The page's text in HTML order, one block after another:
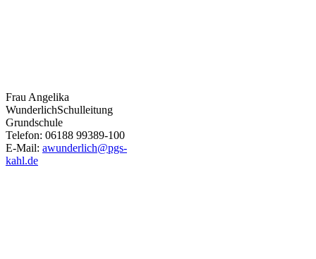
Frau Angelika
WunderlichSchulleitung
Grundschule
Telefon: 06188 99389-100
E-Mail: awunderlich@pgs-
kahl.de